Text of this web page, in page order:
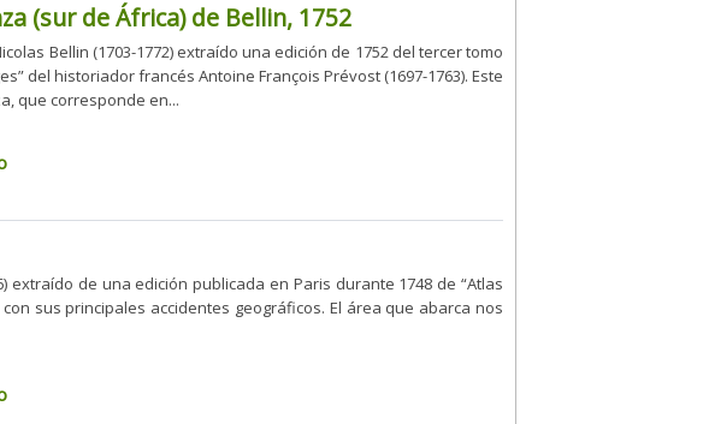
(sur de África) de Bellin, 1752
Bellin (1703-1772) extraído una edición de 1752 del tercer tomo
del historiador francés Antoine François Prévost (1697-1763). Este
que corresponde en...
de una edición publicada en Paris durante 1748 de “Atlas
sus principales accidentes geográficos. El área que abarca nos